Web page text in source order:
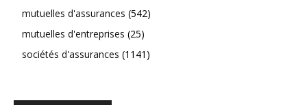
mutuelles d'assurances (542)
mutuelles d'entreprises (25)
sociétés d'assurances (1141)